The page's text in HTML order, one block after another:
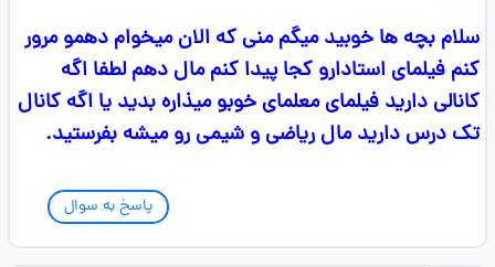
سلام بچه ها خوبید میگم منی که الان میخوام دهمو مرور
کنم فیلمای استادارو کجا پیدا کنم مال دهم لطفا اگه
کانالی دارید فیلمای معلمای خوبو میذاره بدید یا اگه کانال
تک درس دارید مال ریاضی و شیمی رو میشه بفرستید.
پاسخ به سوال